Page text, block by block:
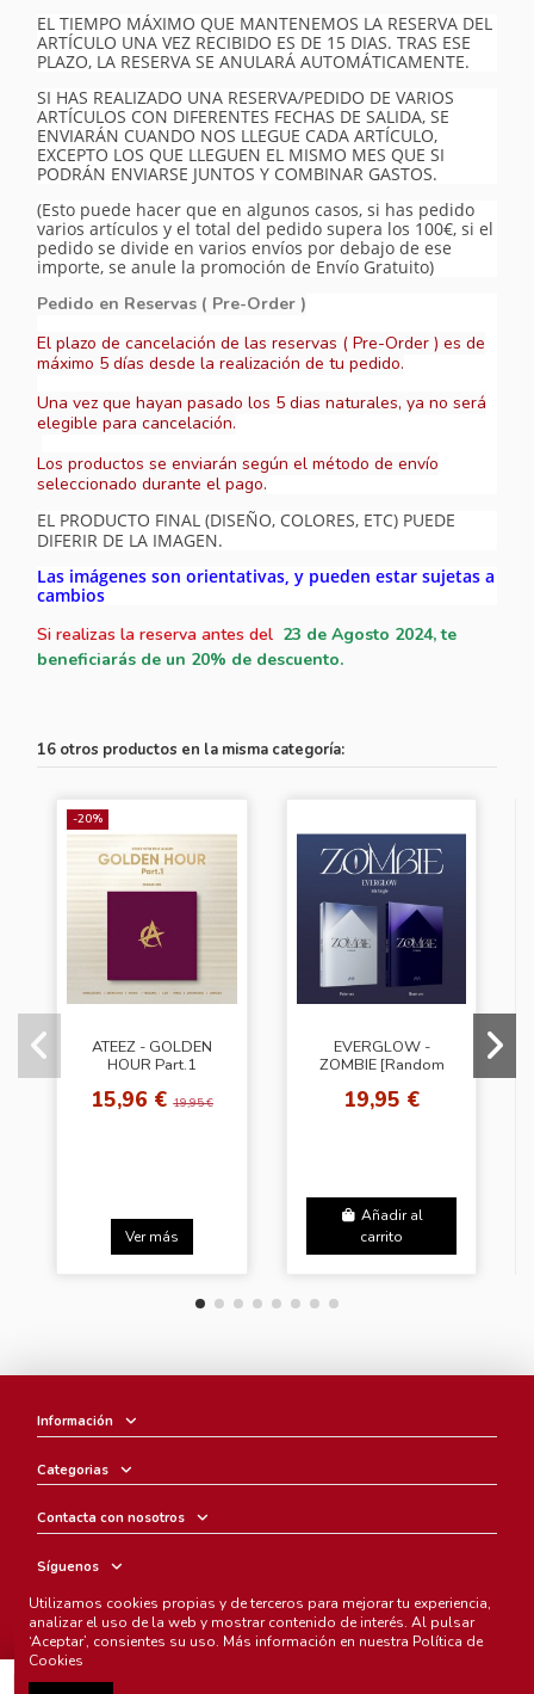
EL TIEMPO MÁXIMO QUE MANTENEMOS LA RESERVA DEL
ARTÍCULO UNA VEZ RECIBIDO ES DE 15 DIAS. TRAS ESE
PLAZO, LA RESERVA SE ANULARÁ AUTOMÁTICAMENTE.
SI HAS REALIZADO UNA RESERVA/PEDIDO DE VARIOS
ARTÍCULOS CON DIFERENTES FECHAS DE SALIDA, SE
ENVIARÁN CUANDO NOS LLEGUE CADA ARTÍCULO,
EXCEPTO LOS QUE LLEGUEN EL MISMO MES QUE SI
PODRÁN ENVIARSE JUNTOS Y COMBINAR GASTOS.
(Esto puede hacer que en algunos casos, si has pedido
varios artículos y el total del pedido supera los 100€, si el
pedido se divide en varios envíos por debajo de ese
importe, se anule la promoción de Envío Gratuito)
Pedido en Reservas ( Pre-Order )
El plazo de cancelación de las reservas ( Pre-Order ) es de
máximo 5 días desde la realización de tu pedido.
Una vez que hayan pasado los 5 dias naturales, ya no será
elegible para cancelación.
Los productos se enviarán según el método de envío
seleccionado durante el pago.
EL PRODUCTO FINAL (DISEÑO, COLORES, ETC) PUEDE
DIFERIR DE LA IMAGEN.
Las imágenes son orientativas, y pueden estar sujetas a
cambios
Si realizas la reserva antes del 23 de Agosto 2024, te
beneficiarás de un 20% de descuento.
16 otros productos en la misma categoría:
-20%
ATEEZ - GOLDEN
HOUR Part.1
15,96 €19,95 €
Ver más
EVERGLOW -
ZOMBIE [Random
19,95 €
Añadir al
carrito
Información
Categorias
Contacta con nosotros
Síguenos
Boletín
Utilizamos cookies propias y de terceros para mejorar tu experiencia,
analizar el uso de la web y mostrar contenido de interés. Al pulsar
‘Aceptar’, consientes su uso. Más información en nuestra Política de
Cookies